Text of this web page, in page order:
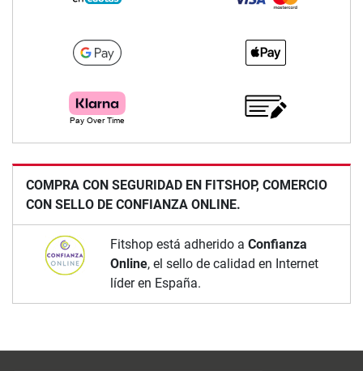
COMPRA CON SEGURIDAD EN FITSHOP, COMERCIO
CON SELLO DE CONFIANZA ONLINE.
Fitshop está adherido a Confianza
Online, el sello de calidad en Internet
líder en España.